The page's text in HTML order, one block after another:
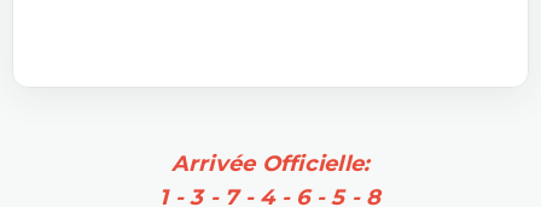
Arrivée Officielle:
1 - 3 - 7 - 4 - 6 - 5 - 8